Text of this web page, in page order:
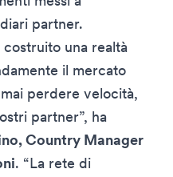
partner.
una realtà
il mercato
perdere velocità,
partner”, ha
Country Manager
. “La rete di